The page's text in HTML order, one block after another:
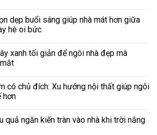
dẹp buổi sáng giúp nhà mát hơn giữa
hè oi bức
xanh tối giản để ngôi nhà đẹp mà
có chủ đích: Xu hướng nội thất giúp ngôi
hơn
quả ngăn kiến tràn vào nhà khi trời nắng